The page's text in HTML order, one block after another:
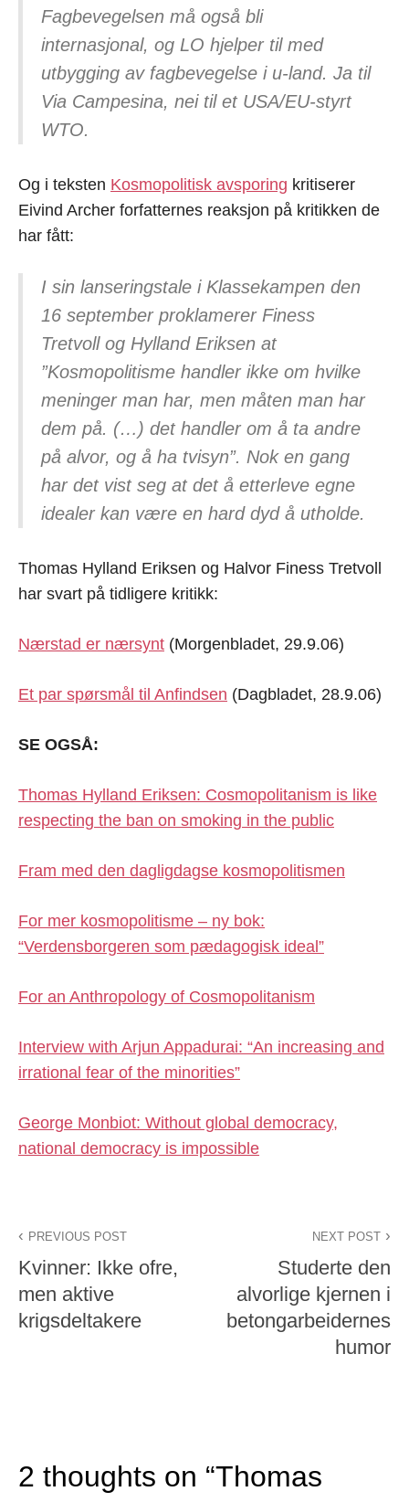
Fagbevegelsen må også bli
internasjonal, og LO hjelper til med
utbygging av fagbevegelse i u-land. Ja til
Via Campesina, nei til et USA/EU-styrt
WTO.
Og i teksten Kosmopolitisk avsporing kritiserer
Eivind Archer forfatternes reaksjon på kritikken de
har fått:
I sin lanseringstale i Klassekampen den
16 september proklamerer Finess
Tretvoll og Hylland Eriksen at
”Kosmopolitisme handler ikke om hvilke
meninger man har, men måten man har
dem på. (…) det handler om å ta andre
på alvor, og å ha tvisyn”. Nok en gang
har det vist seg at det å etterleve egne
idealer kan være en hard dyd å utholde.
Thomas Hylland Eriksen og Halvor Finess Tretvoll
har svart på tidligere kritikk:
Nærstad er nærsynt (Morgenbladet, 29.9.06)
Et par spørsmål til Anfindsen (Dagbladet, 28.9.06)
SE OGSÅ:
Thomas Hylland Eriksen: Cosmopolitanism is like
respecting the ban on smoking in the public
Fram med den dagligdagse kosmopolitismen
For mer kosmopolitisme – ny bok:
“Verdensborgeren som pædagogisk ideal”
For an Anthropology of Cosmopolitanism
Interview with Arjun Appadurai: “An increasing and
irrational fear of the minorities”
George Monbiot: Without global democracy,
national democracy is impossible
PREVIOUS POST
Kvinner: Ikke ofre,
men aktive
krigsdeltakere
NEXT POST
Studerte den
alvorlige kjernen i
betongarbeidernes
humor
2 thoughts on “Thomas